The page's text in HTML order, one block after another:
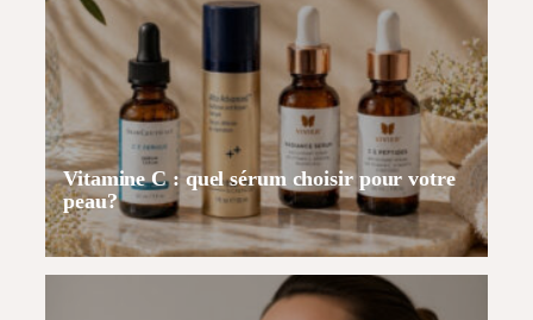
Vitamine C : quel sérum choisir pour votre
peau?